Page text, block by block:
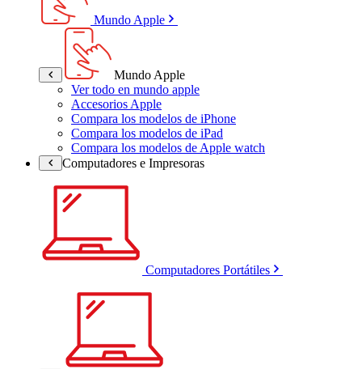
Mundo Apple
Mundo Apple
Ver todo en mundo apple
Accesorios Apple
Compara los modelos de iPhone
Compara los modelos de iPad
Compara los modelos de Apple watch
Computadores e Impresoras
Computadores Portátiles